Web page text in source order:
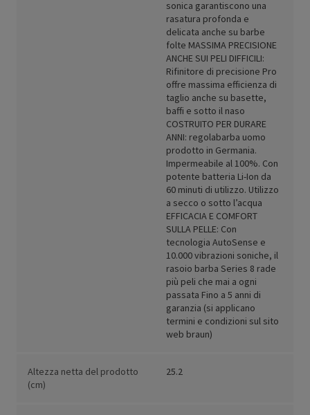
sonica garantiscono una
rasatura profonda e
delicata anche su barbe
folte MASSIMA PRECISIONE
ANCHE SUI PELI DIFFICILI:
Rifinitore di precisione Pro
offre massima efficienza di
taglio anche su basette,
baffi e sotto il naso
COSTRUITO PER DURARE
ANNI: regolabarba uomo
prodotto in Germania.
Impermeabile al 100%. Con
potente batteria Li-Ion da
60 minuti di utilizzo. Utilizzo
a secco o sotto l’acqua
EFFICACIA E COMFORT
SULLA PELLE: Con
tecnologia AutoSense e
10.000 vibrazioni soniche, il
rasoio barba Series 8 rade
più peli che mai a ogni
passata Fino a 5 anni di
garanzia (si applicano
termini e condizioni sul sito
web braun)
Altezza netta del prodotto
(cm)
25.2